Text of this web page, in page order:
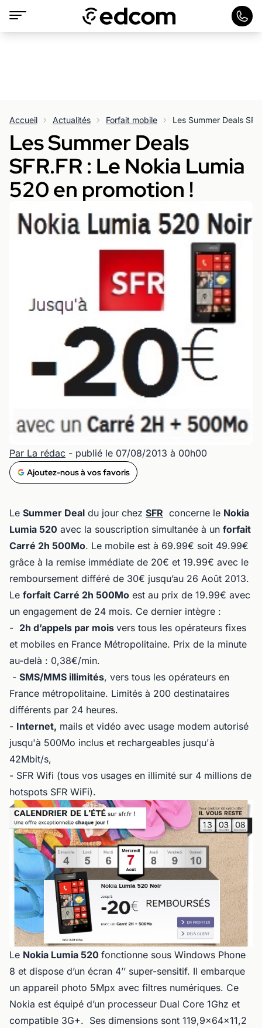
Accueil Actualités Forfait mobile
Les Summer Deals
SFR.FR : Le Nokia Lumia
520 en promotion !
Par La rédac - publié le 07/08/2013 à 00h00
Ajoutez-nous à vos favoris
Le Summer Deal du jour chez SFR concerne le Nokia
Lumia 520 avec la souscription simultanée à un forfait
Carré 2h 500Mo. Le mobile est à 69.99€ soit 49.99€
grâce à la remise immédiate de 20€ et 19.99€ avec le
remboursement différé de 30€ jusqu’au 26 Août 2013.
Le forfait Carré 2h 500Mo est au prix de 19.99€ avec
un engagement de 24 mois. Ce dernier intègre :
- 2h d’appels par mois vers tous les opérateurs fixes
et mobiles en France Métropolitaine. Prix de la minute
au-delà : 0,38€/min.
- SMS/MMS illimités, vers tous les opérateurs en
France métropolitaine. Limités à 200 destinataires
différents par 24 heures.
- Internet, mails et vidéo avec usage modem autorisé
jusqu'à 500Mo inclus et rechargeables jusqu'à
42Mbit/s,
- SFR Wifi (tous vos usages en illimité sur 4 millions de
hotspots SFR WiFi).
Le Nokia Lumia 520 fonctionne sous Windows Phone
8 et dispose d’un écran 4’’ super-sensitif. Il embarque
un appareil photo 5Mpx avec filtres numériques. Ce
Nokia est équipé d’un processeur Dual Core 1Ghz et
compatible 3G+. Ses dimensions sont 119,9x64x11,2